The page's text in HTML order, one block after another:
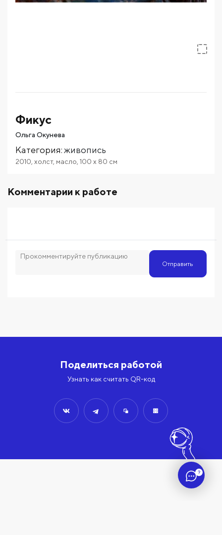
?
Фикус
Ольга Окунева
Категория:живопись
2010 холст, масло 100 x 80 см
Комментарии к работе
Отправить
Поделиться работой
Узнать как считать QR-код